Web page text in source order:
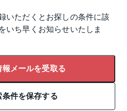
いただくとお探しの条件に該
いち早くお知らせいたしま
報メールを受取る
条件を保存する